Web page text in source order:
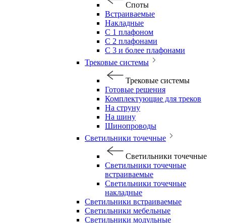
Споты
Встраиваемые
Накладные
С 1 плафоном
С 2 плафонами
С 3 и более плафонами
Трековые системы
Трековые системы
Готовые решения
Комплектующие для треков
На струну
На шину
Шинопроводы
Светильники точечные
Светильники точечные
Светильники точечные
встраиваемые
Светильники точечные
накладные
Светильники встраиваемые
Светильники мебельные
Светильники модульные